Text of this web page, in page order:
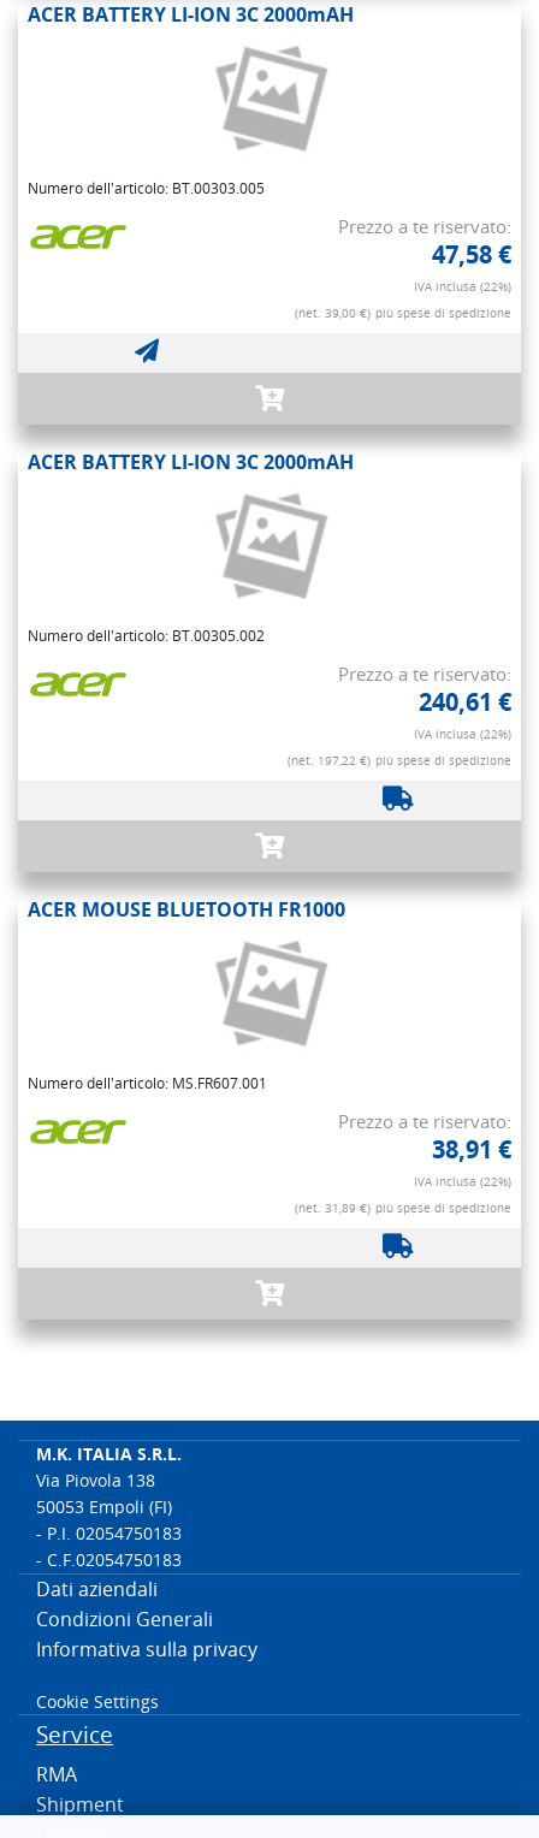
ACER BATTERY LI-ION 3C 2000mAH
Numero dell'articolo: BT.00303.005
Prezzo a te riservato:
47,58 €
IVA inclusa (22%)
(net. 39,00 €) più spese di spedizione
ACER BATTERY LI-ION 3C 2000mAH
Numero dell'articolo: BT.00305.002
Prezzo a te riservato:
240,61 €
IVA inclusa (22%)
(net. 197,22 €) più spese di spedizione
ACER MOUSE BLUETOOTH FR1000
Numero dell'articolo: MS.FR607.001
Prezzo a te riservato:
38,91 €
IVA inclusa (22%)
(net. 31,89 €) più spese di spedizione
M.K. ITALIA S.R.L.
Via Piovola 138
50053 Empoli (FI)
- P.I. 02054750183
- C.F.02054750183
Dati aziendali
Condizioni Generali
Informativa sulla privacy
Cookie Settings
Service
RMA
Shipment